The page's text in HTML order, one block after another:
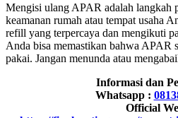
Mengisi ulang APAR adalah langkah
keamanan rumah atau tempat usaha
refill yang terpercaya dan mengikuti
Anda bisa memastikan bahwa APAR
pakai. Jangan menunda atau
Informasi dan
Whatsapp :
Official